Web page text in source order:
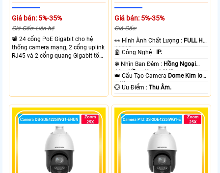
Giá bán: 5%-35%
Giá Gốc: Liên hệ
📽 24 cổng PoE Gigabit cho hệ
thống camera mạng, 2 cổng uplink
RJ45 và 2 cổng quang Gigabit tốc
Giá bán: 5%-35%
Giá Gốc:
️👀 Hình Ành Chất Lượng : FULL HD
1080P .
🤖️ Công Nghệ :
IP.
❃ Nhìn Ban Đêm : Hồng Ngoại
10m Hồng Ngoại SMD.
👑 Cấu Tạo Camera Dome Kim loại
+ Nhựa.
️💮 Ưu Điểm :Thu Âm.